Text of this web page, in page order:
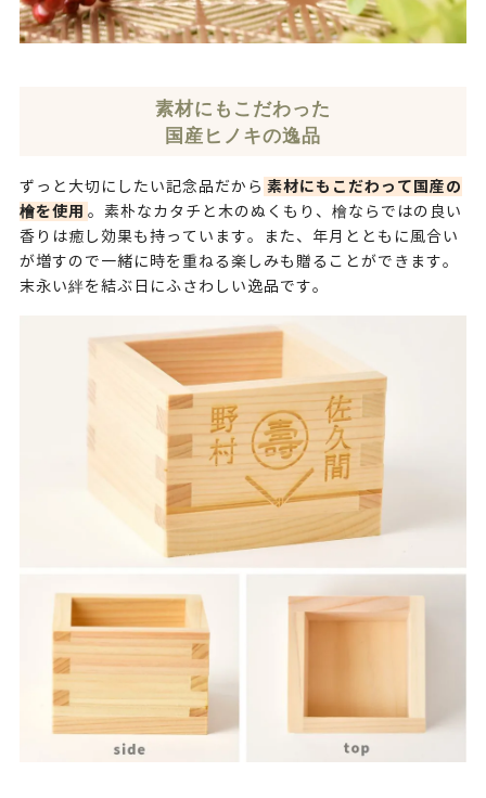
素材にもこだわった
国産ヒノキの逸品
ずっと大切にしたい記念品だから 素材にもこだわって国産の
檜を使用 。素朴なカタチと木のぬくもり、檜ならではの良い
香りは癒し効果も持っています。また、年月とともに風合い
が増すので一緒に時を重ねる楽しみも贈ることができます。
末永い絆を結ぶ日にふさわしい逸品です。